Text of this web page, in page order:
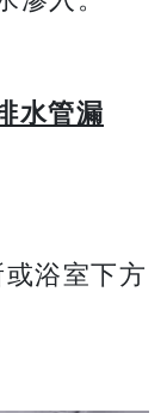
水管漏
浴室下方